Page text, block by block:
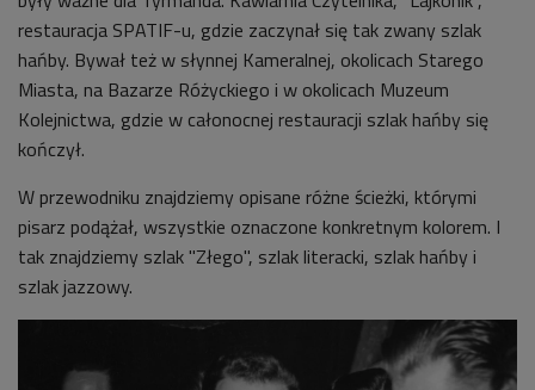
restauracja SPATIF-u, gdzie zaczynał się tak zwany szlak
hańby. Bywał też w słynnej Kameralnej, okolicach Starego
Miasta, na Bazarze Różyckiego i w okolicach Muzeum
Kolejnictwa, gdzie w całonocnej restauracji szlak hańby się
kończył.
W przewodniku znajdziemy opisane różne ścieżki, którymi
pisarz podążał, wszystkie oznaczone konkretnym kolorem. I
tak znajdziemy szlak "Złego", szlak literacki, szlak hańby i
szlak jazzowy.